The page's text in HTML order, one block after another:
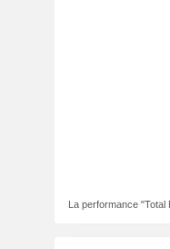
La performance "Total